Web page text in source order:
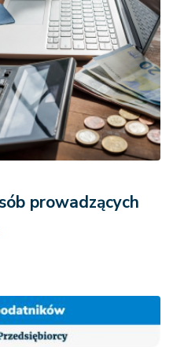
prowadzących